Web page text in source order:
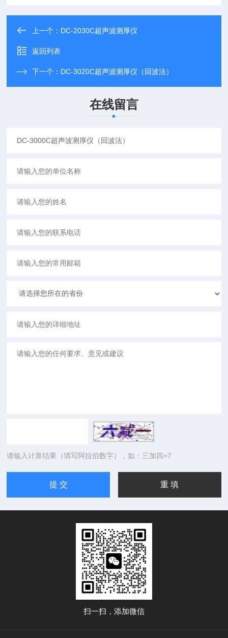
上一个： DC-2030C超声波测厚仪
返回列表
下一个： DC-3020C超声波测厚仪（回波法）
在线留言
请输入计算结果（填写阿拉伯数字），如：三加四=7
扫一扫，添加微信